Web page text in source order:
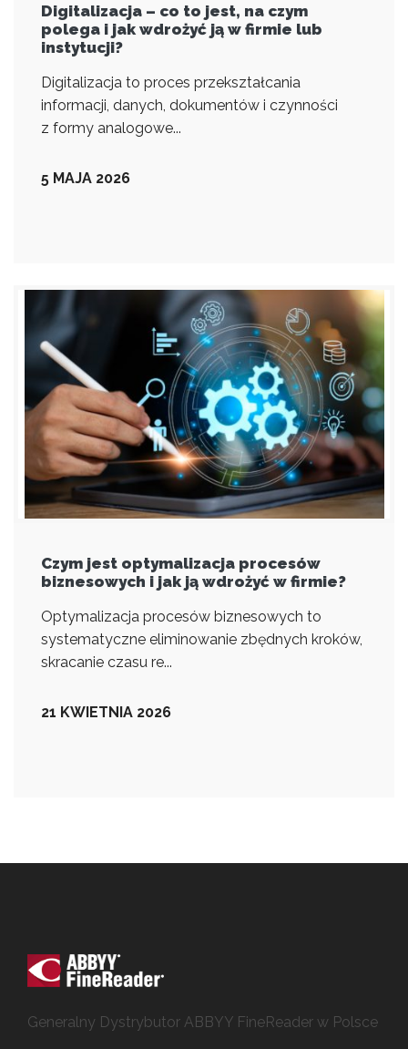
Digitalizacja – co to jest, na czym
polega i jak wdrożyć ją w firmie lub
instytucji?
Digitalizacja to proces przekształcania
informacji, danych, dokumentów i czynności
z formy analogowe...
5 MAJA 2026
Czym jest optymalizacja procesów
biznesowych i jak ją wdrożyć w firmie?
Optymalizacja procesów biznesowych to
systematyczne eliminowanie zbędnych kroków,
skracanie czasu re...
21 KWIETNIA 2026
Generalny Dystrybutor ABBYY FineReader w Polsce